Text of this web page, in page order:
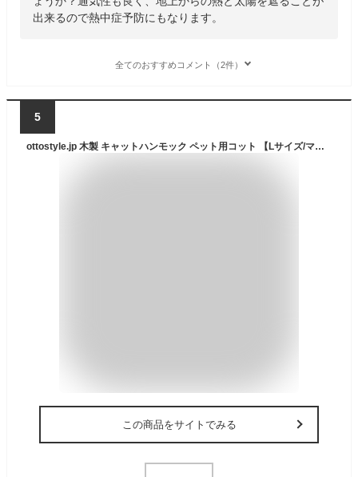
出来るので熱中症予防にもなります。
全てのおすすめコメント（2件）
5
ottostyle.jp 木製 キャットハンモック ペット用コット 【Lサイズ/マルチストライプ/ブラウン】 猫ベッド 小型犬 ドッグコット アウトドア キャンプにも 組み立て簡単 ふかふかクッション手洗い可能
この商品をサイトでみる